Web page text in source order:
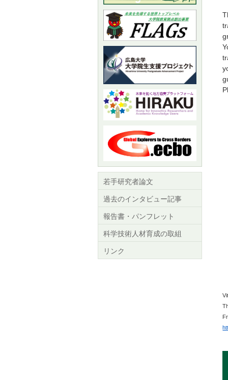
若手研究者論文
過去のインタビュー記事
報告書・パンフレット
科学技術人材育成の取組
リンク